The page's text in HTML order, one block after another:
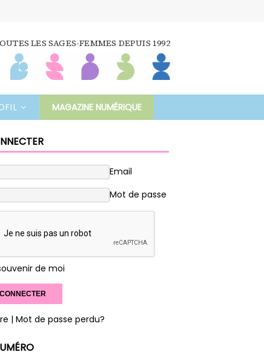
LES SAGES-FEMMES DEPUIS 1992
MAGAZINE NUMÉRIQUE
Email
Mot de passe
de moi
| Mot de passe perdu?